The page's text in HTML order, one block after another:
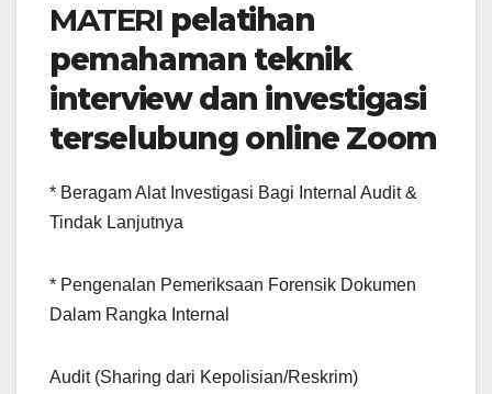
MATERI pelatihan
pemahaman teknik
interview dan investigasi
terselubung online Zoom
* Beragam Alat Investigasi Bagi Internal Audit &
Tindak Lanjutnya
* Pengenalan Pemeriksaan Forensik Dokumen
Dalam Rangka Internal
Audit (Sharing dari Kepolisian/Reskrim)